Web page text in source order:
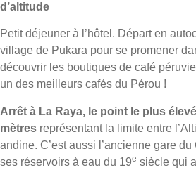
d’altitude
Petit déjeuner à l’hôtel. Départ en
village de Pukara pour se promener
découvrir les boutiques de café
un des meilleurs cafés du Pérou !
Arrêt à La Raya, le point le plus
mètres représentant la limite entre
andine. C’est aussi l’ancienne gare
ses réservoirs à eau du 19e siècle qui